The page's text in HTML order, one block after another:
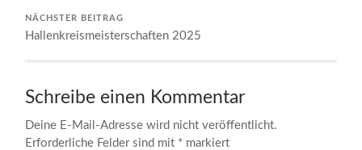
NÄCHSTER BEITRAG
Hallenkreismeisterschaften 2025
Schreibe einen Kommentar
Deine E-Mail-Adresse wird nicht veröffentlicht.
Erforderliche Felder sind mit * markiert